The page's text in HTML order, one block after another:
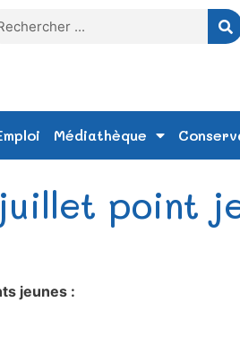
Médiathèque
point
jeunes :